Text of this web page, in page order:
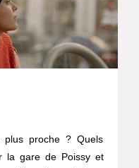
proche ? Quels
la gare de Poissy et